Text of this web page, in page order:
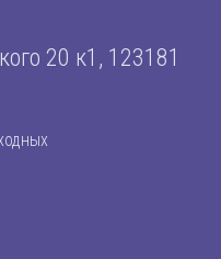
20 к1, 123181